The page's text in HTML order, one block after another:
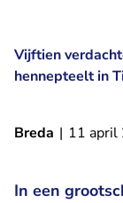
Vijftien
hennepteelt in
Breda | 11 april
In een